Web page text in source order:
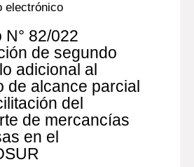
electrónico
N° 82/022
de segundo
adicional al
de alcance parcial
del
de mercancías
en el